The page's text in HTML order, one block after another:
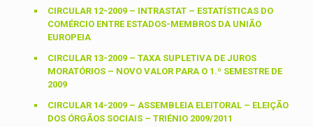
CIRCULAR 12-2009 – INTRASTAT – ESTATÍSTICAS DO
COMÉRCIO ENTRE ESTADOS-MEMBROS DA UNIÃO
EUROPEIA
CIRCULAR 13-2009 – TAXA SUPLETIVA DE JUROS
MORATÓRIOS – NOVO VALOR PARA O 1.º SEMESTRE DE
2009
CIRCULAR 14-2009 – ASSEMBLEIA ELEITORAL – ELEIÇÃO
DOS ÓRGÃOS SOCIAIS – TRIÉNIO 2009/2011